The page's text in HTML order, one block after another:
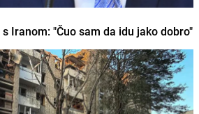
Iranom: "Čuo sam da idu jako dobro"